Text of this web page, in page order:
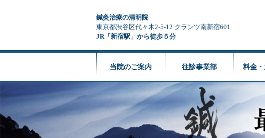
鍼灸治療の清明院
東京都渋谷区代々木2-5-12 クランツ南新宿601
JR「新宿駅」から徒歩５分
当院のご案内 往診事業部 料金